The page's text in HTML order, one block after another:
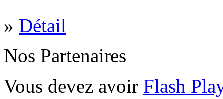
» Détail
Nos Partenaires
Vous devez avoir Flash